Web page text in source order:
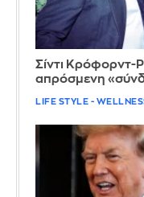
Σίντι Κρόφορντ-
απρόσμενη
LIFE STYLE -